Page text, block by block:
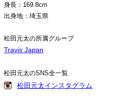
身長：169.8cm
出身地：埼玉県
松田元太の所属グループ
Travis Japan
松田元太のSNS全一覧
松田元太インスタグラム